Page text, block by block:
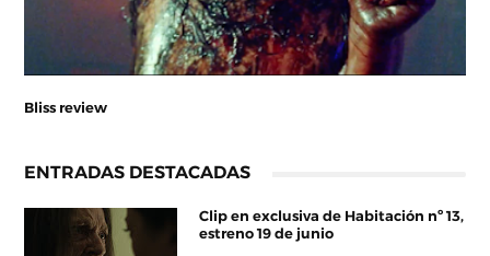
Bliss review
ENTRADAS DESTACADAS
Clip en exclusiva de Habitación nº 13,
estreno 19 de junio